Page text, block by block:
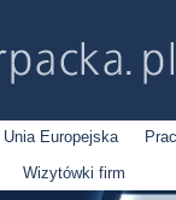
Unia Europejska
Wizytówki firm